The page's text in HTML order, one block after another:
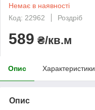
Немає в наявності
Код: 22962
Роздріб
589 ₴/кв.м
Опис Характеристики
Опис